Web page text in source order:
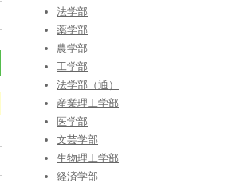
法学部
薬学部
農学部
工学部
法学部（通）
産業理工学部
医学部
文芸学部
生物理工学部
経済学部